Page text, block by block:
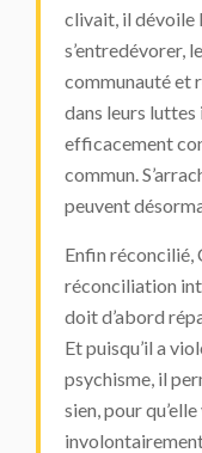
clivait, il dévoile
s’entredévorer,
communauté et
dans leurs luttes
efficacement
commun.
peuvent
Enfin réconcilié,
réconciliation
doit d’abord
Et puisqu’il a
psychisme, il
sien, pour